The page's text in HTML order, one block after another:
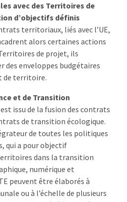
EMPLOI
avec des Territoires de
d’objectifs définis
territoriaux, liés avec l’UE,
alors certaines actions
de projet, ils
enveloppes budgétaires
de territoire.
et de Transition
issu de la fusion des contrats
de transition écologique.
de toutes les politiques
qui a pour objectif
dans la transition
numérique et
peuvent être élaborés à
ou à l’échelle de plusieurs